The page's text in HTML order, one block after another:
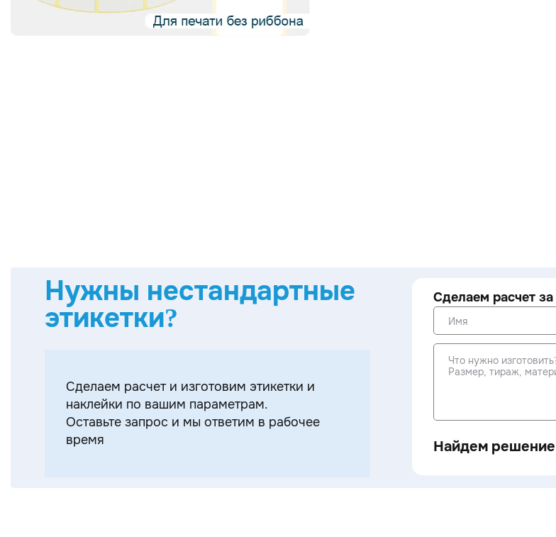
Нужны нестандартные
этикетки?
Cделаем расчет и изготовим этикетки и
наклейки по вашим параметрам.
Оставьте запрос и мы ответим в рабочее
время
Сделаем расчет за
Найдем решение